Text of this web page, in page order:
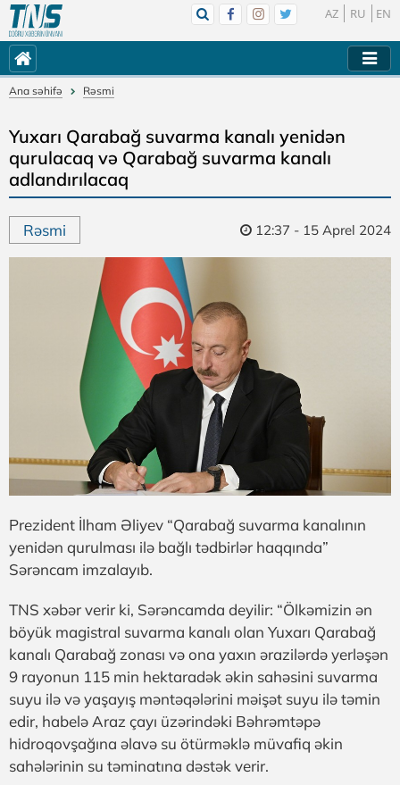
AZ RU EN
Ana səhifə Rəsmi
Yuxarı Qarabağ suvarma kanalı yenidən
qurulacaq və Qarabağ suvarma kanalı
adlandırılacaq
Rəsmi 12:37 - 15 Aprel 2024
Prezident İlham Əliyev “Qarabağ suvarma kanalının
yenidən qurulması ilə bağlı tədbirlər haqqında”
Sərəncam imzalayıb.
TNS xəbər verir ki, Sərəncamda deyilir: “Ölkəmizin ən
böyük magistral suvarma kanalı olan Yuxarı Qarabağ
kanalı Qarabağ zonası və ona yaxın ərazilərdə yerləşən
9 rayonun 115 min hektaradək əkin sahəsini suvarma
suyu ilə və yaşayış məntəqələrini məişət suyu ilə təmin
edir, habelə Araz çayı üzərindəki Bəhrəmtəpə
hidroqovşağına əlavə su ötürməklə müvafiq əkin
sahələrinin su təminatına dəstək verir.